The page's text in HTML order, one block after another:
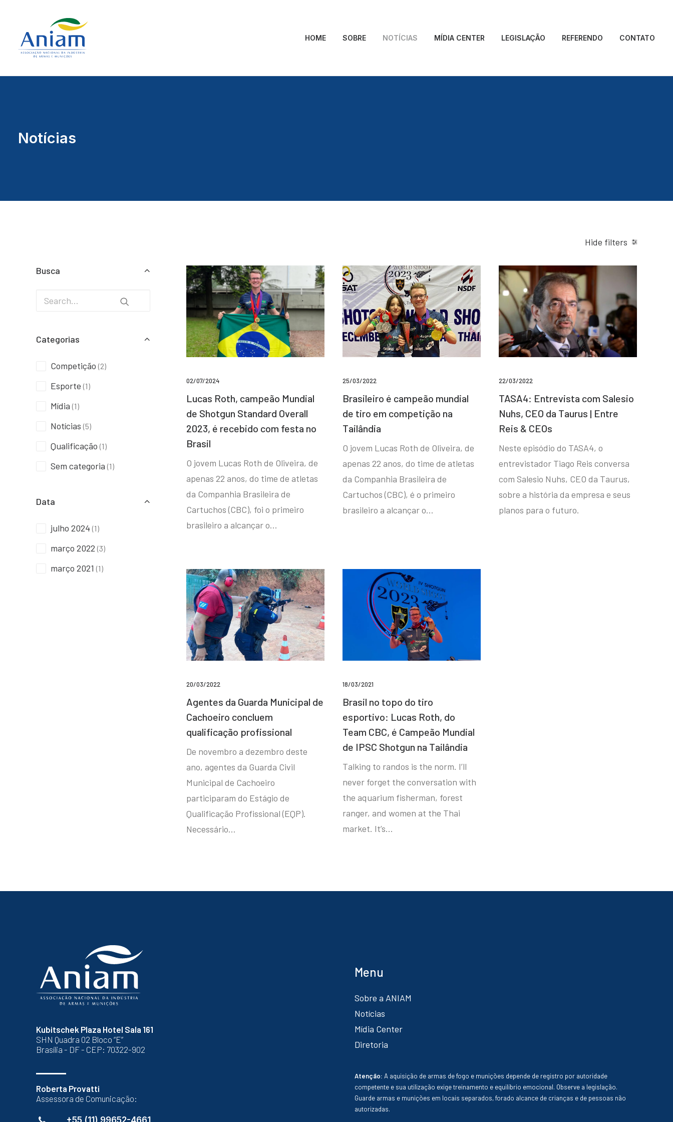
HOME SOBRE NOTÍCIAS MÍDIA CENTER LEGISLAÇÃO REFERENDO CONTATO
Notícias
Hide filters
Busca
Categorias
Competição (2)
Esporte (1)
Mídia (1)
Notícias (5)
Qualificação (1)
Sem categoria (1)
Data
julho 2024 (1)
março 2022 (3)
março 2021 (1)
02/07/2024
Lucas Roth, campeão Mundial
de Shotgun Standard Overall
2023, é recebido com festa no
Brasil
O jovem Lucas Roth de Oliveira, de
apenas 22 anos, do time de atletas
da Companhia Brasileira de
Cartuchos (CBC), foi o primeiro
brasileiro a alcançar o…
25/03/2022
Brasileiro é campeão mundial
de tiro em competição na
Tailândia
O jovem Lucas Roth de Oliveira, de
apenas 22 anos, do time de atletas
da Companhia Brasileira de
Cartuchos (CBC), é o primeiro
brasileiro a alcançar o…
22/03/2022
TASA4: Entrevista com Salesio
Nuhs, CEO da Taurus | Entre
Reis & CEOs
Neste episódio do TASA4, o
entrevistador Tiago Reis conversa
com Salesio Nuhs, CEO da Taurus,
sobre a história da empresa e seus
planos para o futuro.
20/03/2022
Agentes da Guarda Municipal de
Cachoeiro concluem
qualificação profissional
De novembro a dezembro deste
ano, agentes da Guarda Civil
Municipal de Cachoeiro
participaram do Estágio de
Qualificação Profissional (EQP).
Necessário…
18/03/2021
Brasil no topo do tiro
esportivo: Lucas Roth, do
Team CBC, é Campeão Mundial
de IPSC Shotgun na Tailândia
Talking to randos is the norm. I’ll
never forget the conversation with
the aquarium fisherman, forest
ranger, and women at the Thai
market. It’s…
Kubitschek Plaza Hotel Sala 161
SHN Quadra 02 Bloco “E”
Brasília - DF - CEP: 70322-902
Roberta Provatti
Assessora de Comunicação:
+55 (11) 99652-4661
Menu
Sobre a ANIAM
Notícias
Mídia Center
Diretoria
Atenção: A aquisição de armas de fogo e munições depende de registro por autoridade
competente e sua utilização exige treinamento e equilíbrio emocional. Observe a legislação.
Guarde armas e munições em locais separados, forado alcance de crianças e de pessoas não
autorizadas.